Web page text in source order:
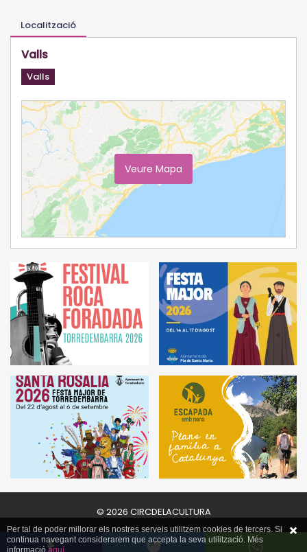
Localització
Valls
Valls
Veure Mapa
© 2026 CIRCDELACULTURA
Per tal de poder millorar els nostres serveis utilitzem cookies de tercers. Si
continua navegant considerarem que accepta la seva utilització. Més
informacióaquí